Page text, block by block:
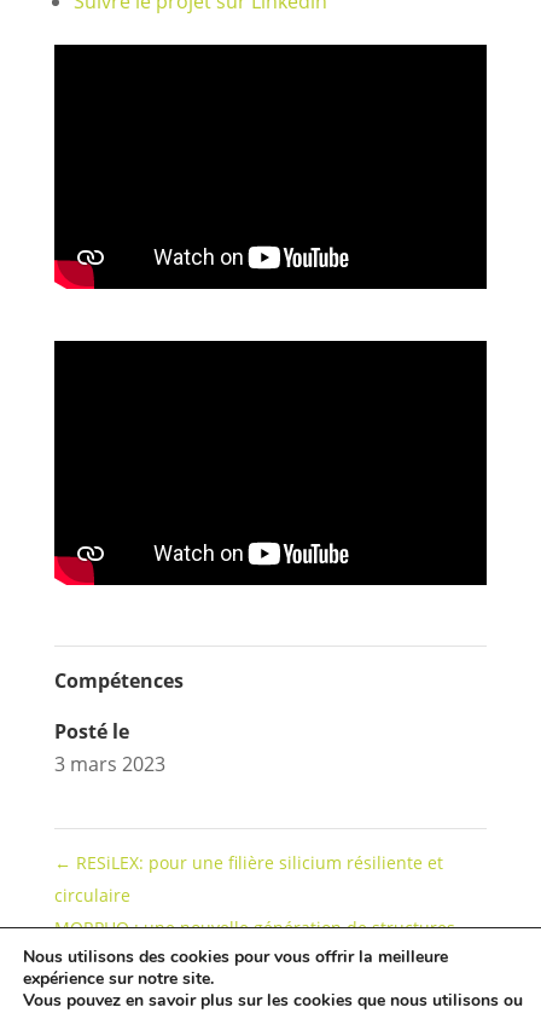
Compétences
Posté le
3 mars 2023
← RESiLEX: pour une filière silicium résiliente et
circulaire
MORPHO : une nouvelle génération de structures
aéronautiques→
Nous utilisons des cookies pour vous offrir la meilleure
expérience sur notre site.
Vous pouvez en savoir plus sur les cookies que nous utilisons ou